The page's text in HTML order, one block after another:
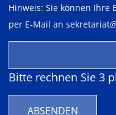
Hinweis: Sie können
per E-Mail an
Bitte rechnen Sie 3
ABSENDEN